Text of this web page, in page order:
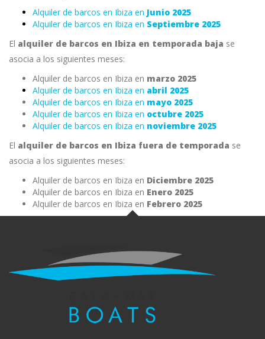
Alquiler de barcos en Ibiza en Junio 2025
Alquiler de barcos en Ibiza en Septiembre 2025
El alquiler de barcos en Ibiza en temporada baja se
asocia a los siguientes meses:
Alquiler de barcos en Ibiza en marzo 2025
Alquiler de barcos en Ibiza en abril 2025
Alquiler de barcos en Ibiza en mayo 2025
Alquiler de barcos en Ibiza en octubre 2025
Alquiler de barcos en Ibiza en noviembre 2025
El alquiler de barcos en Ibiza fuera de temporada se
asocia a los siguientes meses:
Alquiler de barcos en Ibiza en Diciembre 2025
Alquiler de barcos en Ibiza en Enero 2025
Alquiler de barcos en Ibiza en Febrero 2025